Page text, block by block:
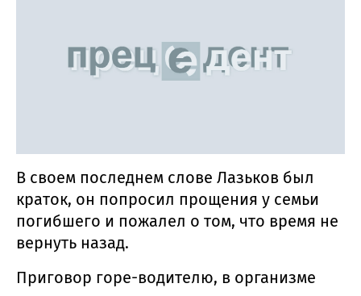
В своем последнем слове Лазьков был
краток, он попросил прощения у семьи
погибшего и пожалел о том, что время не
вернуть назад.
Приговор горе-водителю, в организме